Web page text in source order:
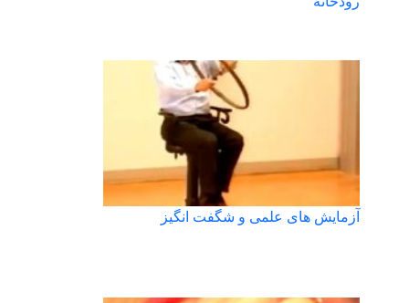
آزمایش های علمی و شگفت انگیز